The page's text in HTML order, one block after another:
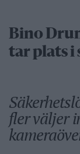
Bino
tar plats i
fler väljer